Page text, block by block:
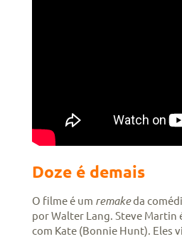
Doze é demais
O filme é um remakeda
por Walter Lang. Steve Martin
com Kate (Bonnie Hunt). Eles